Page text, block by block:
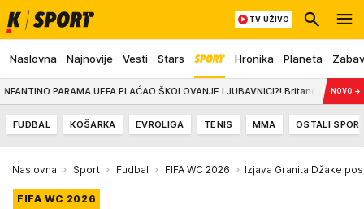
Naslovna Najnovije Vesti Stars Hronika Planeta
TV UŽIVO
PARAMA UEFA PLAĆAO ŠKOLOVANJE LJUBAVNICI?! Britanci otkrili nove
NOVO →
FUDBAL KOŠARKA EVROLIGA TENIS MMA OSTALI
Naslovna Sport Fudbal FIFA WC 2026 Izjava Granita Džake
FIFA WC 2026